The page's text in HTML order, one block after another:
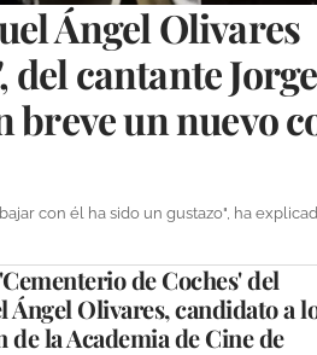
Ángel Olivares
cantante Jorge
breve un nuevo
con él ha sido un gustazo", ha
de Coches' del
Olivares, candidato a
la Academia de Cine de